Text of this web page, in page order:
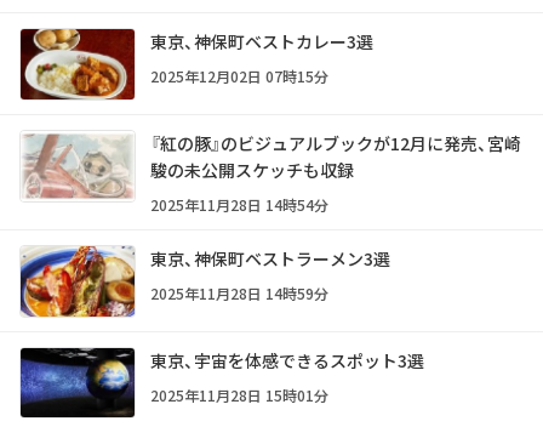
東京、神保町ベストカレー3選
2025年12月02日 07時15分
『紅の豚』のビジュアルブックが12月に発売、宮崎
駿の未公開スケッチも収録
2025年11月28日 14時54分
東京、神保町ベストラーメン3選
2025年11月28日 14時59分
東京、宇宙を体感できるスポット3選
2025年11月28日 15時01分